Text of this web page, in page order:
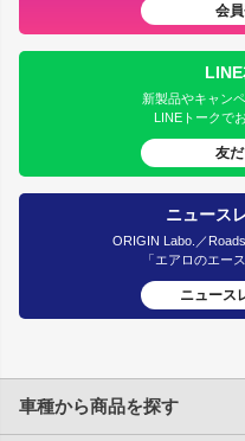
会
新製品やキャン
LINEトークで
友
ニュース
ORIGIN Labo.／
「エアロのエー
ニュース
車種から商品を探す